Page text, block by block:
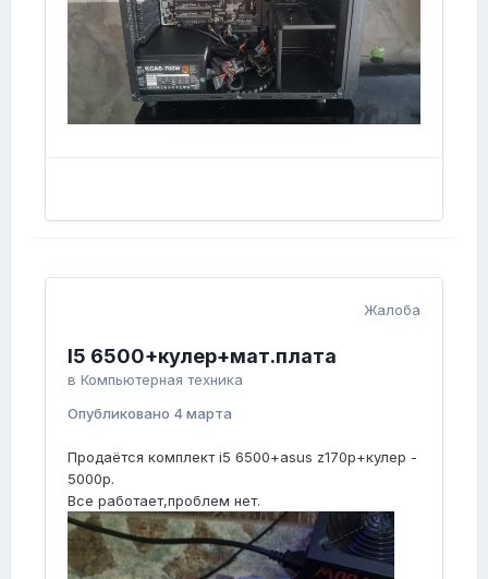
Жалоба
I5 6500+кулер+мат.плата
в Компьютерная техника
Опубликовано 4 марта
Продаётся комплект i5 6500+asus z170p+кулер -
5000р.
Все работает,проблем нет.